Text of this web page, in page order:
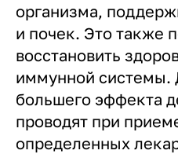
организма,
и почек. Это также
восстановить
иммунной системы.
большего эффекта
проводят при
определенных